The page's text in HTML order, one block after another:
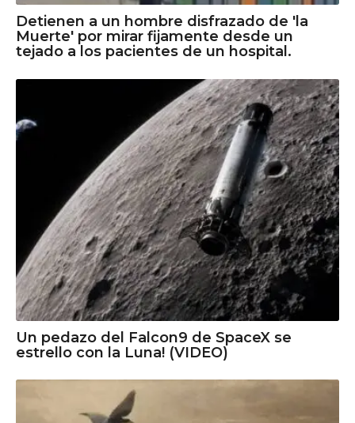
Detienen a un hombre disfrazado de 'la
Muerte' por mirar fijamente desde un
tejado a los pacientes de un hospital.
Un pedazo del Falcon9 de SpaceX se
estrello con la Luna! (VIDEO)